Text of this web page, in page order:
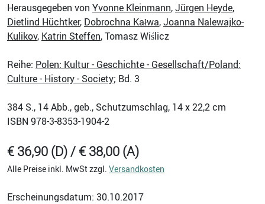
Herausgegeben von Yvonne Kleinmann,Jürgen Heyde,
Dietlind Hüchtker, Dobrochna Kałwa,Joanna Nalewajko-
Kulikov, Katrin Steffen, Tomasz Wiślicz
Reihe: Polen: Kultur - Geschichte - Gesellschaft/Poland:
Culture - History - Society; Bd. 3
384 S., 14 Abb., geb., Schutzumschlag, 14 x 22,2 cm
ISBN 978-3-8353-1904-2
€ 36,90 (D) / € 38,00 (A)
Alle Preise inkl. MwSt zzgl. Versandkosten
Erscheinungsdatum: 30.10.2017